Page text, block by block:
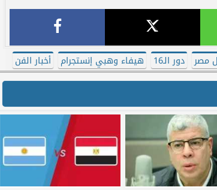
مصر دور الـ16 هيفاء وهبي إنستجرام أخبار الفن